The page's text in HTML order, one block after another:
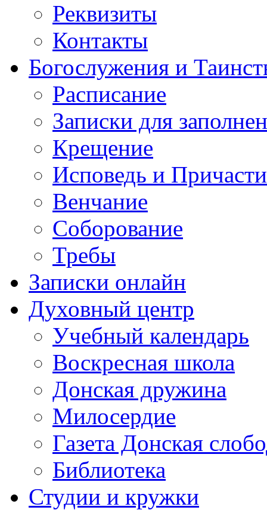
Реквизиты
Контакты
Богослужения и
Расписание
Записки для
Крещение
Исповедь и
Венчание
Соборование
Требы
Записки онлайн
Духовный центр
Учебный календарь
Воскресная школа
Донская дружина
Милосердие
Газета Донская
Библиотека
Студии и кружки